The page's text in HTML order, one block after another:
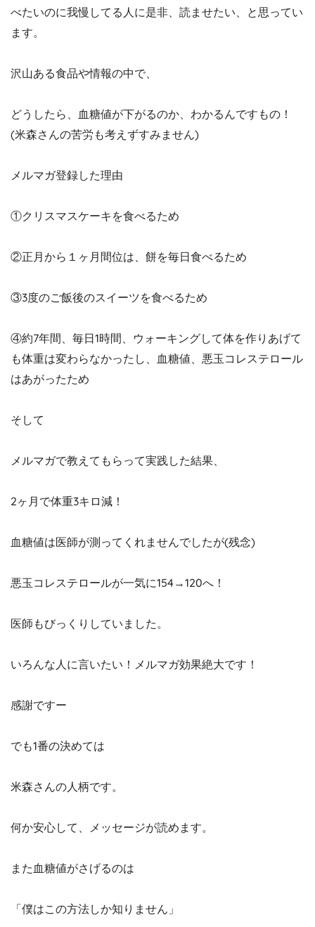
べたいのに我慢してる人に是非、読ませたい、と思ってい
ます。
沢山ある食品や情報の中で、
どうしたら、血糖値が下がるのか、わかるんですもの！
(米森さんの苦労も考えずすみません)
メルマガ登録した理由
①クリスマスケーキを食べるため
②正月から１ヶ月間位は、餅を毎日食べるため
③3度のご飯後のスイーツを食べるため
④約7年間、毎日1時間、ウォーキングして体を作りあげて
も体重は変わらなかったし、血糖値、悪玉コレステロール
はあがったため
そして
メルマガで教えてもらって実践した結果、
2ヶ月で体重3キロ減！
血糖値は医師が測ってくれませんでしたが(残念)
悪玉コレステロールが一気に154→120へ！
医師もびっくりしていました。
いろんな人に言いたい！メルマガ効果絶大です！
感謝ですー
でも1番の決めては
米森さんの人柄です。
何か安心して、メッセージが読めます。
また血糖値がさげるのは
「僕はこの方法しか知りません」